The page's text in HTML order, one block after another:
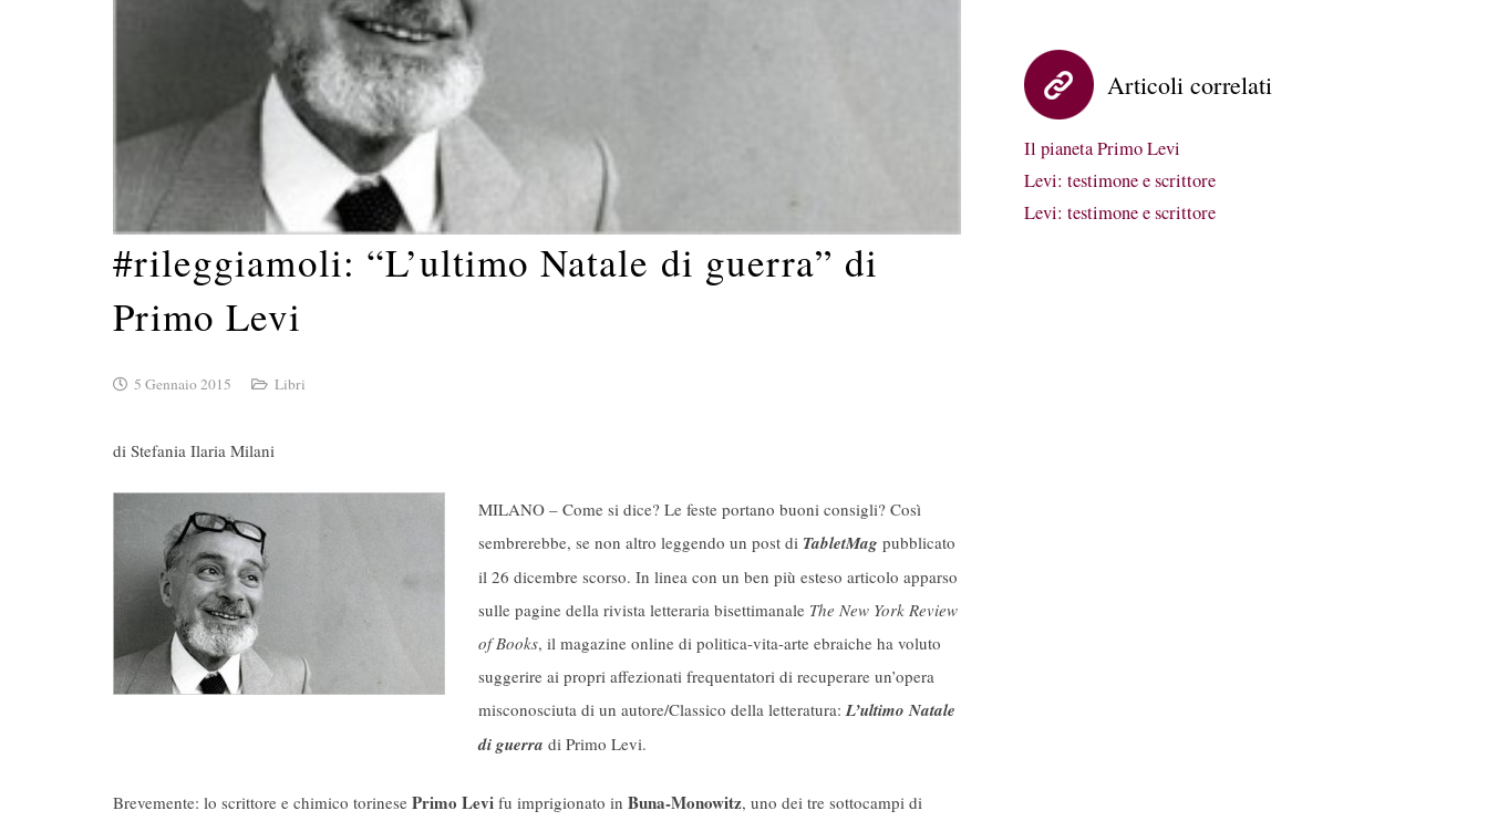
#rileggiamoli: “L’ultimo Natale di guerra” di
Primo Levi
5 Gennaio 2015 Libri
di Stefania Ilaria Milani
MILANO – Come si dice? Le feste portano buoni consigli? Così
sembrerebbe, se non altro leggendo un post di TabletMag pubblicato
il 26 dicembre scorso. In linea con un ben più esteso articolo apparso
sulle pagine della rivista letteraria bisettimanale The New York Review
of Books, il magazine online di politica-vita-arte ebraiche ha voluto
suggerire ai propri affezionati frequentatori di recuperare un’opera
misconosciuta di un autore/Classico della letteratura: L’ultimo Natale
di guerra di Primo Levi.
Brevemente: lo scrittore e chimico torinese Primo Levi fu imprigionato in Buna-Monowitz, uno dei tre sottocampi di
Articoli correlati
Il pianeta Primo Levi
Levi: testimone e scrittore
Levi: testimone e scrittore